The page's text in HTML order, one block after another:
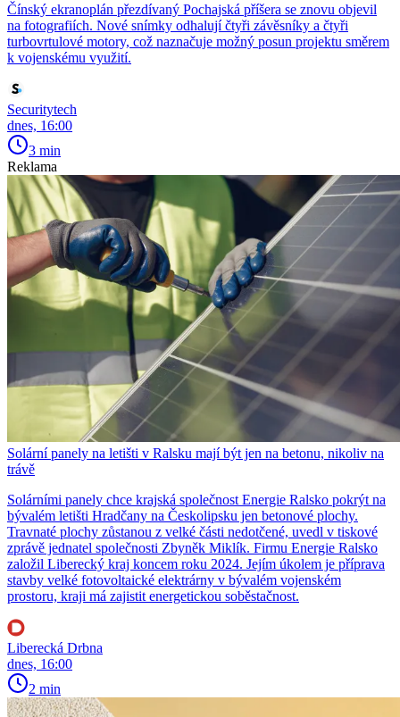
Čínský ekranoplán přezdívaný Pochajská příšera se znovu objevil
na fotografiích. Nové snímky odhalují čtyři závěsníky a čtyři
turbovrtulové motory, což naznačuje možný posun projektu směrem
k vojenskému využití.
Securitytech
dnes, 16:00
3 min
Reklama
Solární panely na letišti v Ralsku mají být jen na betonu, nikoliv na
trávě
Solárními panely chce krajská společnost Energie Ralsko pokrýt na
bývalém letišti Hradčany na Českolipsku jen betonové plochy.
Travnaté plochy zůstanou z velké části nedotčené, uvedl v tiskové
zprávě jednatel společnosti Zbyněk Miklík. Firmu Energie Ralsko
založil Liberecký kraj koncem roku 2024. Jejím úkolem je příprava
stavby velké fotovoltaické elektrárny v bývalém vojenském
prostoru, kraji má zajistit energetickou soběstačnost.
Liberecká Drbna
dnes, 16:00
2 min